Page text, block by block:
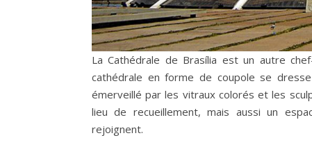
La Cathédrale de Brasília est un autre
cathédrale en forme de coupole se
émerveillé par les vitraux colorés et les
lieu de recueillement, mais aussi un
rejoignent.